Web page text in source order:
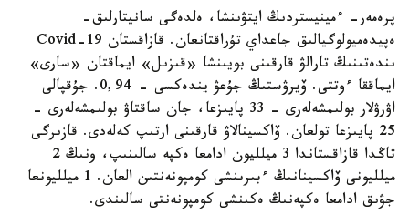
پرەمەر- ءمينيستردىڭ ايتۋىنشا، ەلدەگى سانيتارلىق-
ەپيدەميولوگيالىق جاعداي تۇراقتانعان. قازاقستان Covid-19
ىندەتىنىڭ تارالۋ قارقىنى بويىنشا «قىزىل» ايماقتان «سارى»
ايماققا ءوتتى. ۆيرۋستىڭ جۇعۋ يندەكسى - 0,94. جۇقپالى
اۋرۋلار بولىمشەلەرى - 33 پايىزعا، جان ساقتاۋ بولىمشەلەرى -
25 پايىزعا تولعان. ۆاكسينالاۋ قارقىنى ارتىپ كەلەدى. قازىرگى
تاڭدا قازاقستاندا 3 ميلليون ادامعا ەكپە سالىنىپ، ونىڭ 2
ميلليونى ۆاكسينانىڭ ءبىرىنشى كومپونەنتىن العان. 1 ميلليونعا
جۋىق ادامعا ەكپەنىڭ ەكىنشى كومپونەنتى سالىندى.